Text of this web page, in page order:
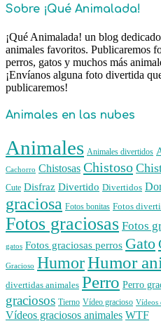
Sobre ¡Qué Animalada!
¡Qué Animalada! un blog
animales favoritos. Publicaremos
perros, gatos y muchos más
¡Envíanos alguna foto divertida
publicaremos!
Animales en las nubes
Animales Animales divertidos
Cachorro Chistosas Chistoso
Cute Disfraz Divertido Divertidos
graciosa Fotos bonitas Fotos
Fotos graciosas Fotos
gatos Fotos graciosas perros Gato
Gracioso HumorHumor
divertidas animales Perro Perro
graciosos Tierno Vídeo gracioso Vídeos
Vídeos graciosos animales WTF